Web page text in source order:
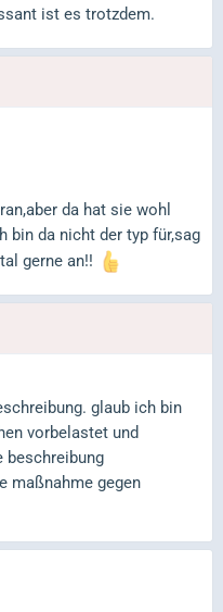
ist es trotzdem.
da hat sie wohl
bin da nicht der typ für,sag
gerne an!!
glaub ich bin
vorbelastet und
beschreibung
maßnahme gegen